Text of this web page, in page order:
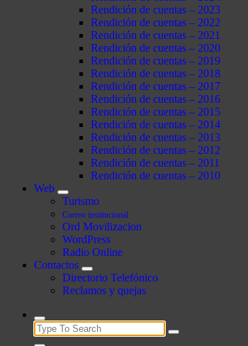
Rendición de cuentas – 2023
Rendición de cuentas – 2022
Rendición de cuentas – 2021
Rendición de cuentas – 2020
Rendición de cuentas – 2019
Rendición de cuentas – 2018
Rendición de cuentas – 2017
Rendición de cuentas – 2016
Rendición de cuentas – 2015
Rendición de cuentas – 2014
Rendición de cuentas – 2013
Rendición de cuentas – 2012
Rendición de cuentas – 2011
Rendición de cuentas – 2010
Web
Turismo
Correo institucional
Ord Movilizacion
WordPress
Radio Online
Contactos
Directorio Telefónico
Reclamos y quejas
Search
for: